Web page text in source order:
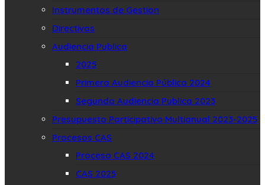
Instrumentos de Gestion
Directivas
Audiencia Publica
2025
Primera Audiencia Pública 2024
Segunda Audiencia Publica 2023
Presupuesto Participativo Multianual 2023-2025
Procesos CAS
Proceso CAS 2024
CAS 2025